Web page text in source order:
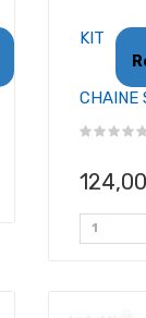
KIT
CHAINE